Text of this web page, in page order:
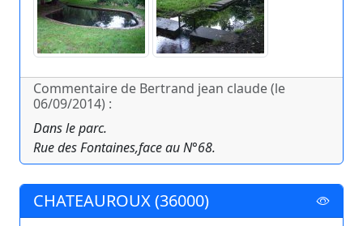
Commentaire de Bertrand jean claude (le
06/09/2014) :
Dans le parc.
Rue des Fontaines,face au N°68.
CHATEAUROUX (36000)